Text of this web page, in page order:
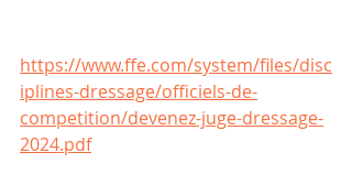
https://www.ffe.com/system/files/disc
iplines-dressage/officiels-de-
competition/devenez-juge-dressage-
2024.pdf